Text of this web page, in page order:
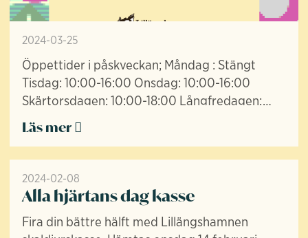
2024-03-25
Öppettider i påskveckan; Måndag : Stängt
Tisdag: 10:00-16:00 Onsdag: 10:00-16:00
Skärtorsdagen: 10:00-18:00 Långfredagen:
10:00-18:00 Påskafton: 10:00-15:00 Välkomna
in till oss och ha e...
Läs mer
2024-02-08
Alla hjärtans dag kasse
Fira din bättre hälft med Lillängshamnen